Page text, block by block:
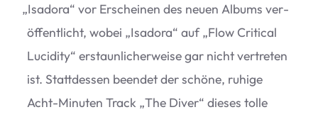
„Isa­dora“ vor Erschei­nen des neuen Albums ver­
öf­fent­licht, wobei „Isa­dora“ auf„Flow Cri­ti­cal
Luci­dity“ erstaun­li­cher­weise gar nicht ver­tre­ten
ist. Statt­des­sen been­det der schöne, ruhige
Acht-Minu­ten Track „The Diver“ die­ses tolle